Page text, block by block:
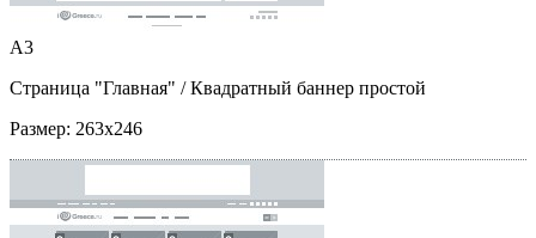
A3
Страница "Главная" / Квадратный баннер простой
Размер: 263x246